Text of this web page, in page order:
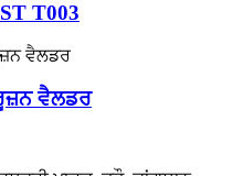
T003
ਵੈਲਡਰ